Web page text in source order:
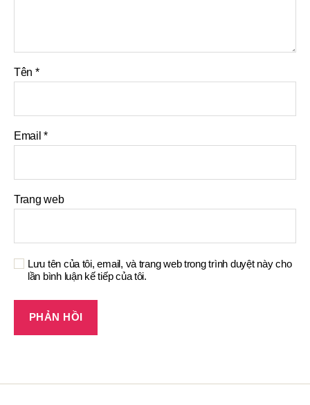
Tên *
Email*
Trang web
Lưu tên của tôi, email, và trang web trong trình duyệt này cho
lần bình luận kế tiếp của tôi.